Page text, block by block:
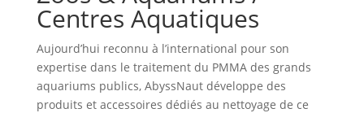
Centres Aquatiques
Aujourd’hui reconnu à l’international pour son
expertise dans le traitement du PMMA des grands
aquariums publics, AbyssNaut développe des
produits et accessoires dédiés au nettoyage de ce